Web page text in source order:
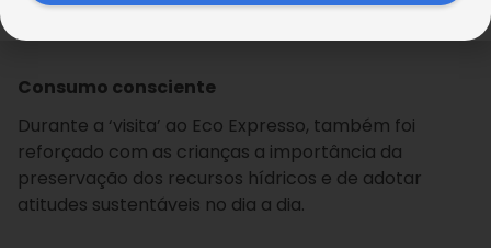
Consumo consciente
Durante a ‘visita’ ao Eco Expresso, também foi
reforçado com as crianças a importância da
preservação dos recursos hídricos e de adotar
atitudes sustentáveis no dia a dia.